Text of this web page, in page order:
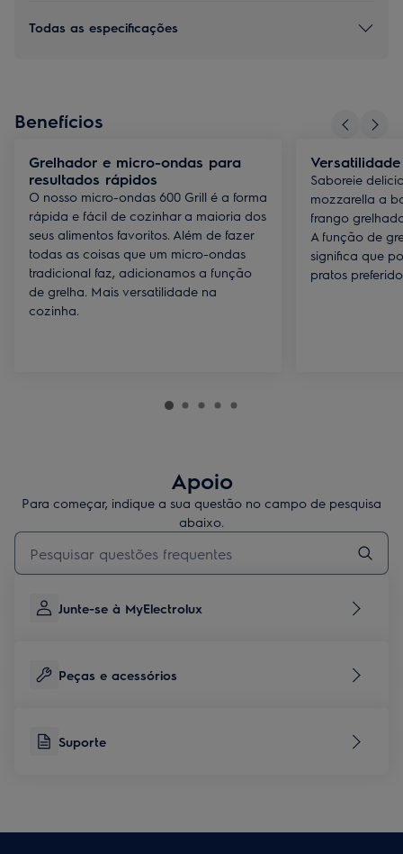
Todas as especificações
Benefícios
Grelhador e micro-ondas para
resultados rápidos
O nosso micro-ondas 600 Grill é a forma
rápida e fácil de cozinhar a maioria dos
seus alimentos favoritos. Além de fazer
todas as coisas que um micro-ondas
tradicional faz, adicionamos a função
de grelha. Mais versatilidade na
cozinha.
Saboreie
mozzarella a
frango
A função de
significa que
pratos
Apoio
Para começar, indique a sua questão no campo de pesquisa
abaixo.
Type to search for support articles
Junte-se à MyElectrolux
Peças e acessórios
Suporte